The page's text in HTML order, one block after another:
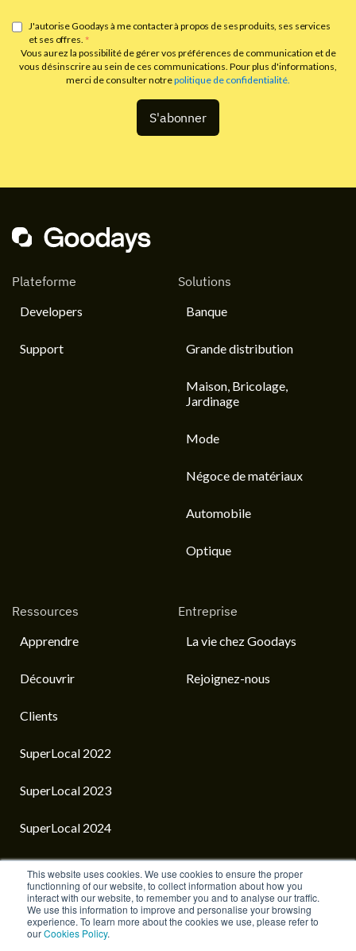
This website uses cookies. We use cookies to ensure the proper
functionning of our website, to collect information about how you
interact with our website, to remember you and to analyse our traffic.
We use this information to improve and personalise your browsing
experience. To learn more about the cookies we use, please refer to
ourCookies Policy.
J'autorise Goodays à me contacter à propos de ses produits, ses services
et ses offres. *
Vous aurez la possibilité de gérer vos préférences de communication et de
vous désinscrire au sein de ces communications. Pour plus d'informations,
merci de consulter notrepolitique de confidentialité.
Plateforme
Developers
Support
Solutions
Banque
Grande distribution
Maison, Bricolage,
Jardinage
Mode
Négoce de matériaux
Automobile
Optique
Ressources
Apprendre
Découvrir
Clients
SuperLocal 2022
SuperLocal 2023
SuperLocal 2024
Entreprise
La vie chez Goodays
Rejoignez-nous
French